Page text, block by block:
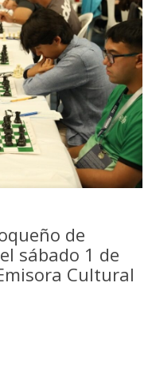
de
sábado 1 de
Cultural